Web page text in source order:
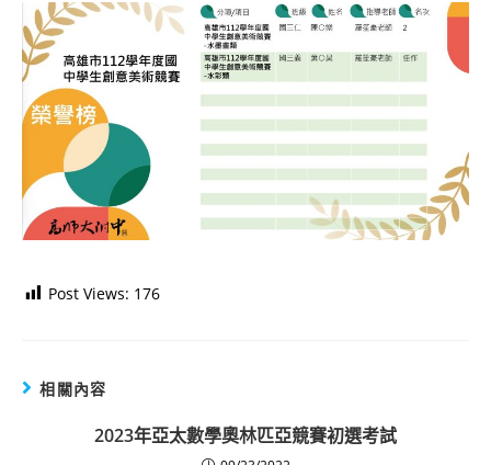
Post Views: 176
相關內容
2023年亞太數學奧林匹亞競賽初選考試